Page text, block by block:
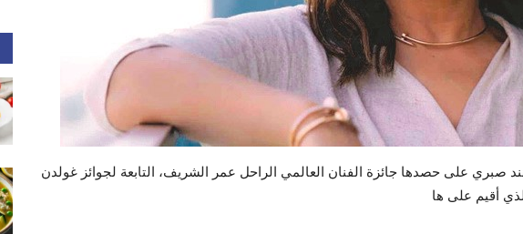
صبري على حصدها جائزة الفنان العالمي الراحل عمر الشريف، التابعة لجوائز غولدن
أقيم على ها